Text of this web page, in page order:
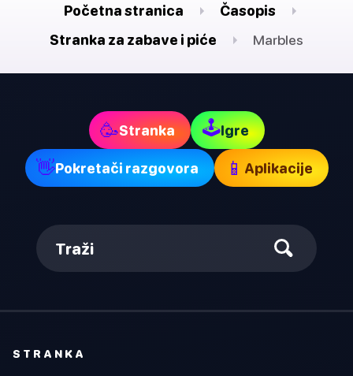
Početna stranica
Časopis
Stranka za zabave i piće
Marbles
🥳Stranka 🕹Igre
👋Pokretači razgovora 📱 Aplikacije
Traži
STRANKA